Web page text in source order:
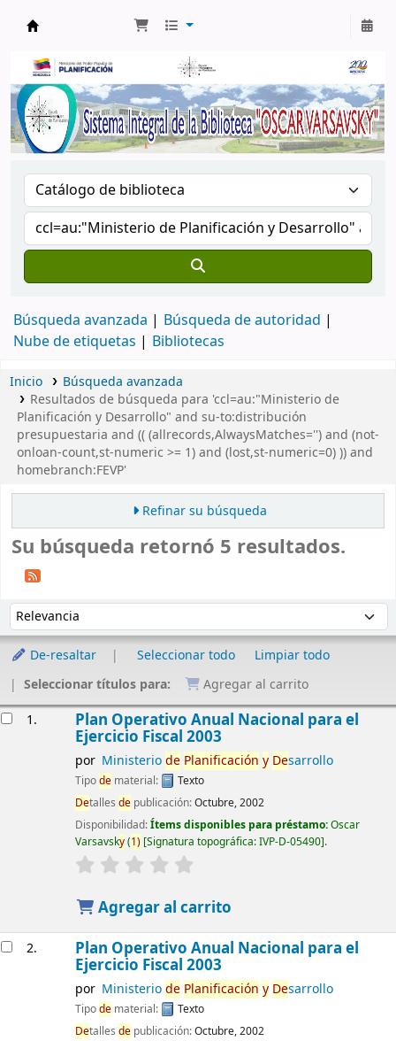
Búsqueda avanzada
Búsqueda de autoridad
Nube de etiquetas
Bibliotecas
Inicio
Búsqueda avanzada
Resultados de búsqueda para 'ccl=au:"Ministerio de
Planificación y Desarrollo" and su-to:distribución
presupuestaria and (( (allrecords,AlwaysMatches='') and (not-
onloan-count,st-numeric >= 1) and (lost,st-numeric=0) )) and
homebranch:FEVP'
Refinar su búsqueda
Su búsqueda retornó 5 resultados.
Ordenar por:
De-resaltar Seleccionar todo
Limpiar todo
Seleccionar títulos para:
Agregar al carrito
1. Plan Operativo Anual Nacional para el
Ejercicio Fiscal 2003
por Ministeriode Planificación y Desarrollo
Tipodematerial:
Texto
Detalles depublicación:Octubre, 2002
Disponibilidad:Ítems disponibles para préstamo:Oscar
Varsavsky(1) Signatura topográfica:IVP-D-05490 .
Agregar al carrito
2. Plan Operativo Anual Nacional para el
Ejercicio Fiscal 2003
por Ministeriode Planificación y Desarrollo
Tipodematerial:
Texto
Detalles depublicación:Octubre, 2002